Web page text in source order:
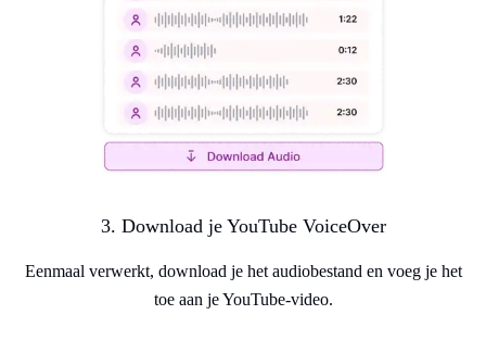
3. Download je YouTube VoiceOver
Eenmaal verwerkt, download je het audiobestand en voeg je het
toe aan je YouTube-video.